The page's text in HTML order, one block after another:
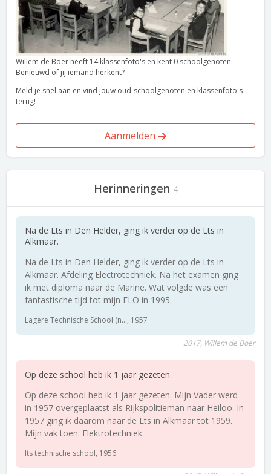
Willem de Boer heeft 14 klassenfoto's en kent 0 schoolgenoten.
Benieuwd of jij iemand herkent?
Meld je snel aan en vind jouw oud-schoolgenoten en klassenfoto's
terug!
Aanmelden
Herinneringen 4
Na de Lts in Den Helder, ging ik verder op de Lts in
Alkmaar.
Na de Lts in Den Helder, ging ik verder op de Lts in
Alkmaar. Afdeling Electrotechniek. Na het examen ging
ik met diploma naar de Marine. Wat volgde was een
fantastische tijd tot mijn FLO in 1995.
Lagere Technische School (n..., 1957
2017, Willem de Boer
Op deze school heb ik 1 jaar gezeten.
Op deze school heb ik 1 jaar gezeten. Mijn Vader werd
in 1957 overgeplaatst als Rijkspolitieman naar Heiloo. In
1957 ging ik daarom naar de Lts in Alkmaar tot 1959.
Mijn vak toen: Elektrotechniek.
lts technische school, 1956